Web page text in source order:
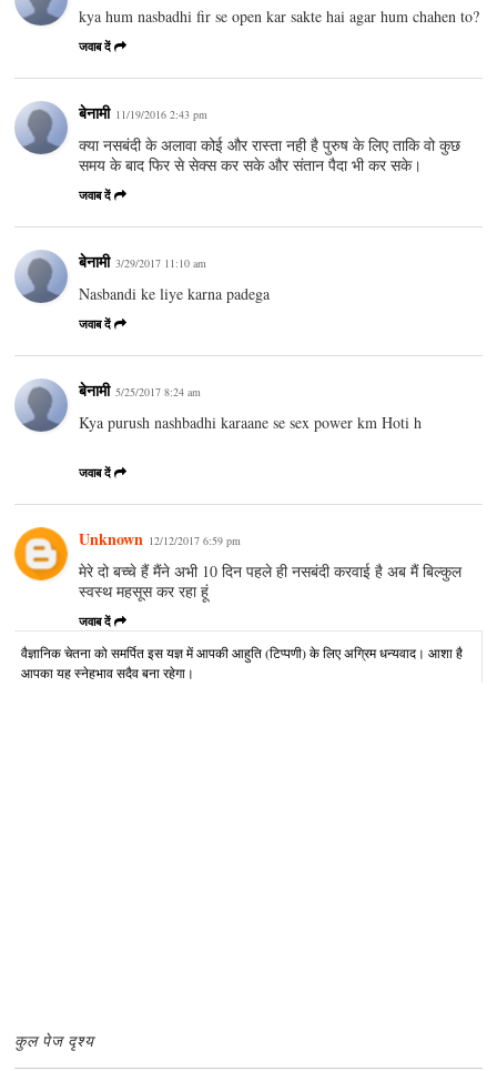
kya hum nasbadhi fir se open kar sakte hai agar hum chahen to?
जवाब दें
बेनामी 11/19/2016 2:43 pm
क्या नसबंदी के अलावा कोई और रास्ता नही है पुरुष के लिए ताकि वो कुछ
समय के बाद फिर से सेक्स कर सके और संतान पैदा भी कर सके।
जवाब दें
बेनामी 3/29/2017 11:10 am
Nasbandi ke liye karna padega
जवाब दें
बेनामी 5/25/2017 8:24 am
Kya purush nashbadhi karaane se sex power km Hoti h
जवाब दें
Unknown 12/12/2017 6:59 pm
मेरे दो बच्चे हैं मैंने अभी 10 दिन पहले ही नसबंदी करवाई है अब मैं बिल्कुल
स्वस्थ महसूस कर रहा हूं
जवाब दें
वैज्ञानिक चेतना को समर्पित इस यज्ञ में आपकी आहुति (टिप्पणी) के लिए अग्रिम धन्यवाद। आशा है
आपका यह स्नेहभाव सदैव बना रहेगा।
कुल पेज दृश्य